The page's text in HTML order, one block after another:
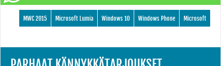
Microsoft
Windows Phone
Windows 10
Microsoft Lumia
MWC 2015